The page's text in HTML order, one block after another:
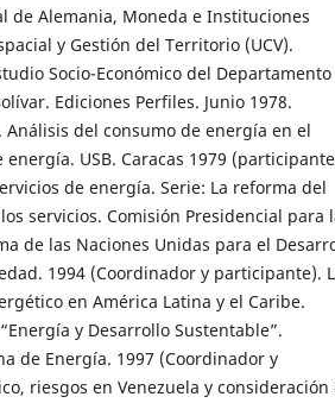
de Alemania, Moneda e Instituciones
y Gestión del Territorio (UCV).
Socio-Económico del Departamento
Ediciones Perfiles. Junio 1978.
del consumo de energía en el
USB. Caracas 1979
de energía. Serie: La reforma del
servicios. Comisión Presidencial para
de las Naciones Unidas para el
1994 (Coordinador y participante).
en América Latina y el Caribe.
“Energía y Desarrollo Sustentable”.
de Energía. 1997 (Coordinador y
riesgos en Venezuela y consideración